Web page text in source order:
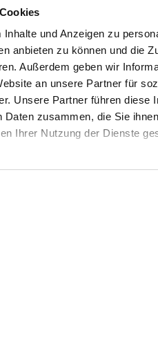
und Anzeigen zu
anbieten zu können und die
Außerdem geben wir
an unsere Partner für
Unsere Partner führen diese
zusammen, die Sie
Ihrer Nutzung der Dienste